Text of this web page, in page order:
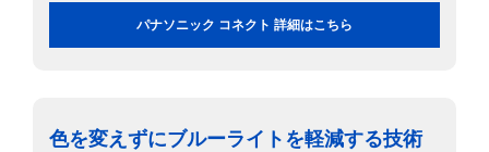
パナソニック コネクト 詳細はこちら
色を変えずにブルーライトを軽減する技術